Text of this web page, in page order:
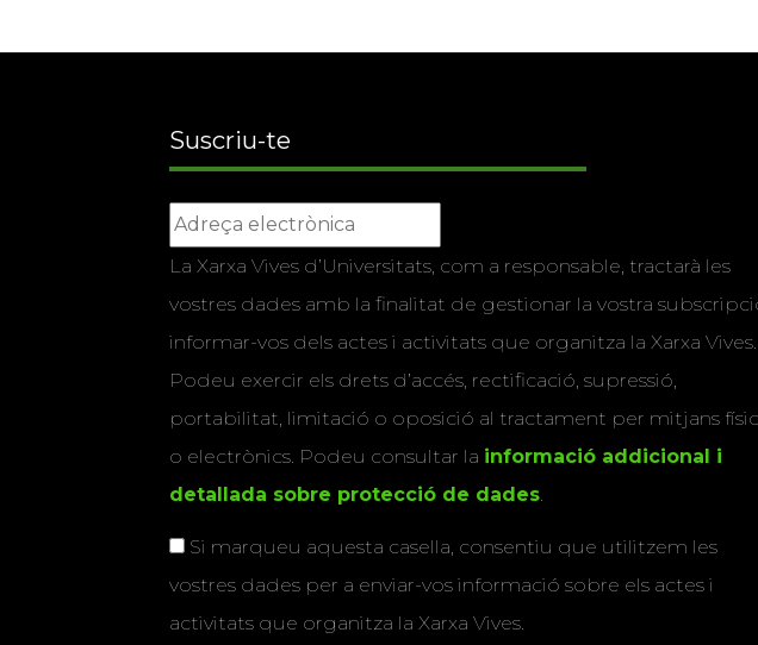
Suscriu-te
La Xarxa Vives d’Universitats, com a responsable, tractarà les
vostres dades amb la finalitat de gestionar la vostra
informar-vos dels actes i activitats que organitza la Xarxa Vives.
Podeu exercir els drets d’accés, rectificació, supressió,
portabilitat, limitació o oposició al tractament per mitjans
o electrònics. Podeu consultar la informació addicional i
detallada sobre protecció de dades.
Si marqueu aquesta casella, consentiu que utilitzem les
vostres dades per a enviar-vos informació sobre els actes i
activitats que organitza la Xarxa Vives.